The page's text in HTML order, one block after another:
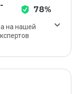
78%
на нашей